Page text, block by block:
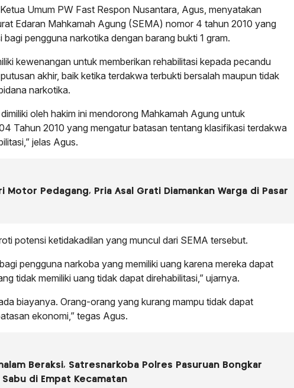
Umum PW Fast Respon Nusantara, Agus, menyatakan
Edaran Mahkamah Agung (SEMA) nomor 4 tahun 2010 yang
bagi pengguna narkotika dengan barang bukti 1 gram.
kewenangan untuk memberikan rehabilitasi kepada pecandu
akhir, baik ketika terdakwa terbukti bersalah maupun tidak
narkotika.
oleh hakim ini mendorong Mahkamah Agung untuk
Tahun 2010 yang mengatur batasan tentang klasifikasi terdakwa
jelas Agus.
Motor Pedagang, Pria Asal Grati Diamankan Warga di Pasar
potensi ketidakadilan yang muncul dari SEMA tersebut.
pengguna narkoba yang memiliki uang karena mereka dapat
tidak memiliki uang tidak dapat direhabilitasi,” ujarnya.
biayanya. Orang-orang yang kurang mampu tidak dapat
ekonomi,” tegas Agus.
Beraksi, Satresnarkoba Polres Pasuruan Bongkar
Sabu di Empat Kecamatan